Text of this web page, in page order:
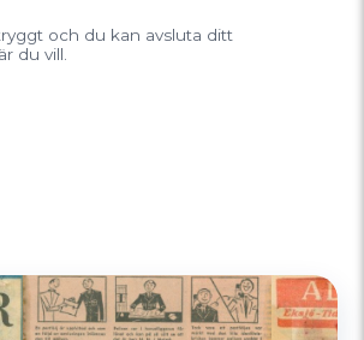
och du kan avsluta ditt
du vill.